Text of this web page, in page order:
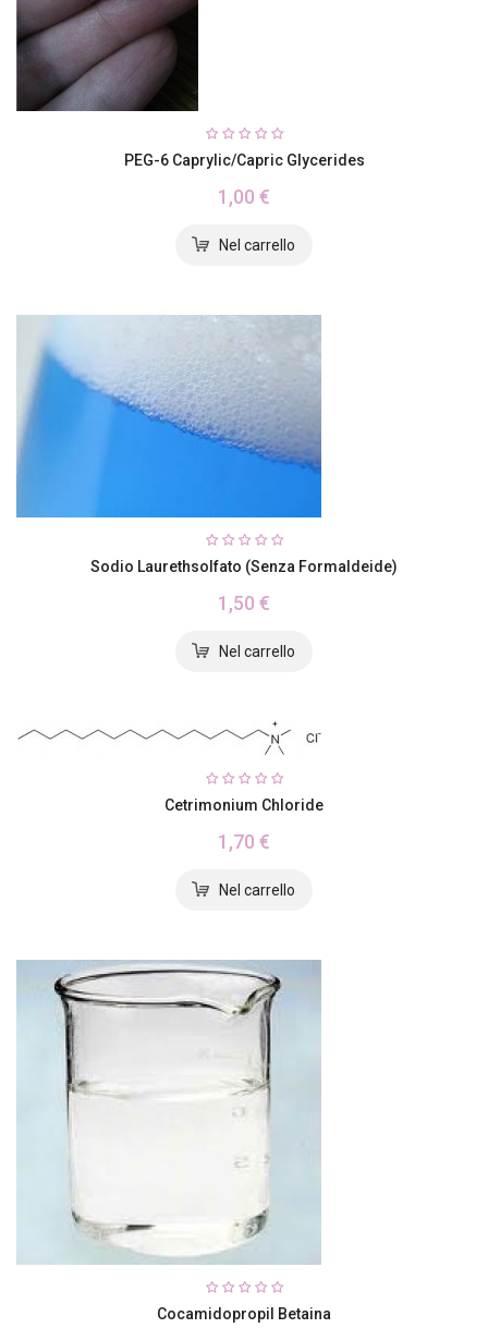
PEG-6 Caprylic/Capric Glycerides
1,00 €
Sodio Laurethsolfato (senza Formaldeide)
1,50 €
Cetrimonium Chloride
1,70 €
Cocamidopropil Betaina